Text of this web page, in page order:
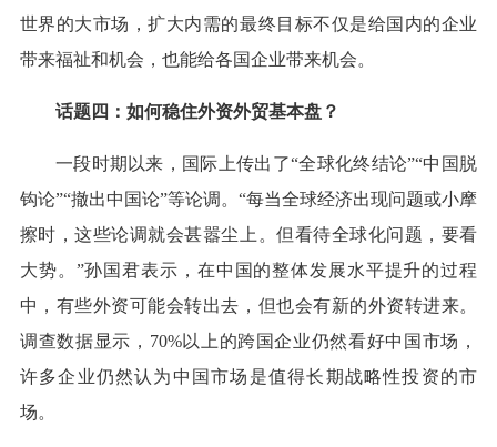
世界的大市场，扩大内需的最终目标不仅是给国内的企业
带来福祉和机会，也能给各国企业带来机会。
话题四：如何稳住外资外贸基本盘？
一段时期以来，国际上传出了“全球化终结论”“中国脱
钩论”“撤出中国论”等论调。“每当全球经济出现问题或小摩
擦时，这些论调就会甚嚣尘上。但看待全球化问题，要看
大势。”孙国君表示，在中国的整体发展水平提升的过程
中，有些外资可能会转出去，但也会有新的外资转进来。
调查数据显示，70%以上的跨国企业仍然看好中国市场，
许多企业仍然认为中国市场是值得长期战略性投资的市
场。